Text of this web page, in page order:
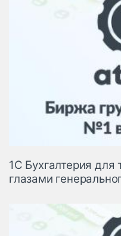
1С Бухгалтерия
глазами